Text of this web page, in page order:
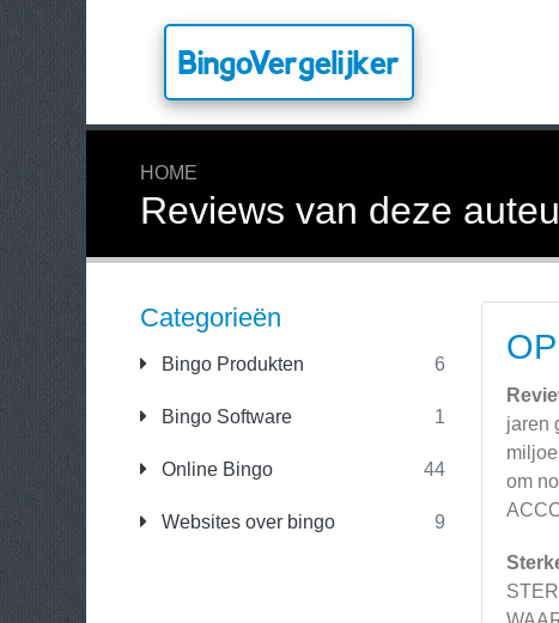
BingoVergelijker
HOME
Reviews van deze
Categorieën
Bingo Produkten 6
Bingo Software 1
Online Bingo 44
Websites over bingo 9
jaren
om